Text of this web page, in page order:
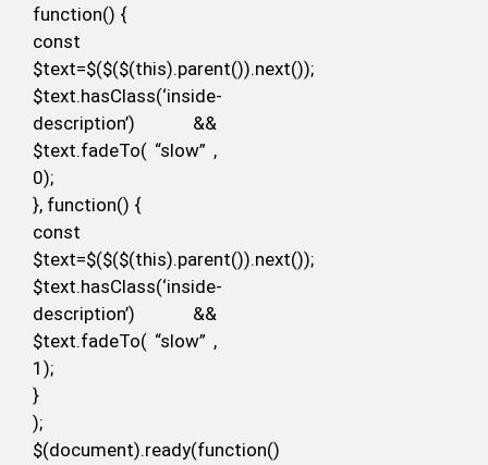
function() {
const
$text=$($($(this).parent()).next());
$text.hasClass(‘inside-
description’) &&
$text.fadeTo( “slow” ,
0);
}, function() {
const
$text=$($($(this).parent()).next());
$text.hasClass(‘inside-
description’) &&
$text.fadeTo( “slow” ,
1);
}
);
$(document).ready(function()